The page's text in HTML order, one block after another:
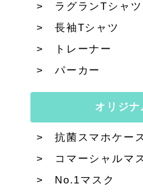
ラグランTシャツ
長袖Tシャツ
トレーナー
パーカー
オリジ
抗菌スマホケー
コマーシャルマ
No.1マスク